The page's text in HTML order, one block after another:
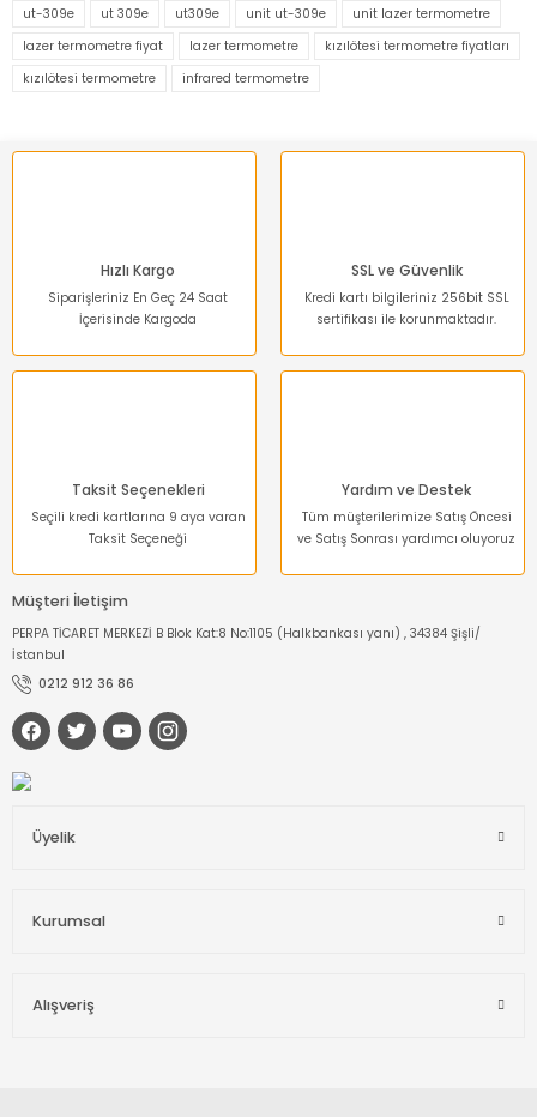
kullanarak tarafımıza iletebilirsiniz.
Ürün bilgilerinde hatalar bulunuyor.
ut-309e
ut 309e ut309e unit ut-309e
unit lazer termometre
lazer termometre fiyat
lazer termometre
kızılötesi termometre fiyatları
kızılötesi termometre
infrared termometre
Hızlı Kargo
Siparişleriniz En Geç 24 Saat
İçerisinde Kargoda
SSL ve Güvenlik
Kredi kartı bilgileriniz 256bit SSL
sertifikası ile korunmaktadır.
Taksit Seçenekleri
Seçili kredi kartlarına 9 aya varan
Taksit Seçeneği
Yardım ve Destek
Tüm müşterilerimize Satış Öncesi
ve Satış Sonrası yardımcı oluyoruz
Müşteri İletişim
PERPA TİCARET MERKEZİ B Blok Kat:8 No:1105 (Halkbankası yanı) , 34384 Şişli/
İstanbul
0212 912 36 86
Üyelik
Kurumsal
Alışveriş